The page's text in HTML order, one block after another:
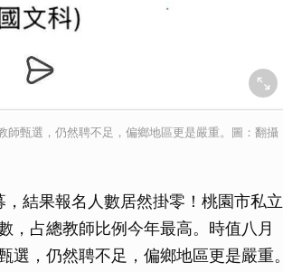
甄選，仍然聘不足，偏鄉地區更是嚴重。圖：翻攝
結果報名人數居然掛零！桃園市私立
，占總教師比例今年最高。時值八月
，仍然聘不足，偏鄉地區更是嚴重。